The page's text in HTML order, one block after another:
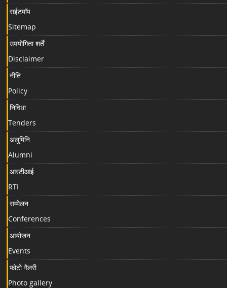
सईटमॉप
Sitemap
उपयोगिता शर्तें
Disclaimer
नीति
Policy
निविधा
Tenders
अलुमिनि
Alumni
आरटीआई
RTI
सम्मेलन
Conferences
आयोजन
Events
फोटो गैलरी
Photo gallery